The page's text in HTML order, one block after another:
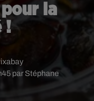
la
!
par Stéphane